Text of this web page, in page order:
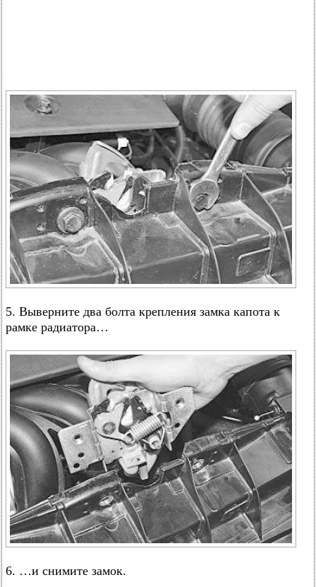
5. Выверните два болта крепления замка капота к
рамке радиатора…
6. …и снимите замок.